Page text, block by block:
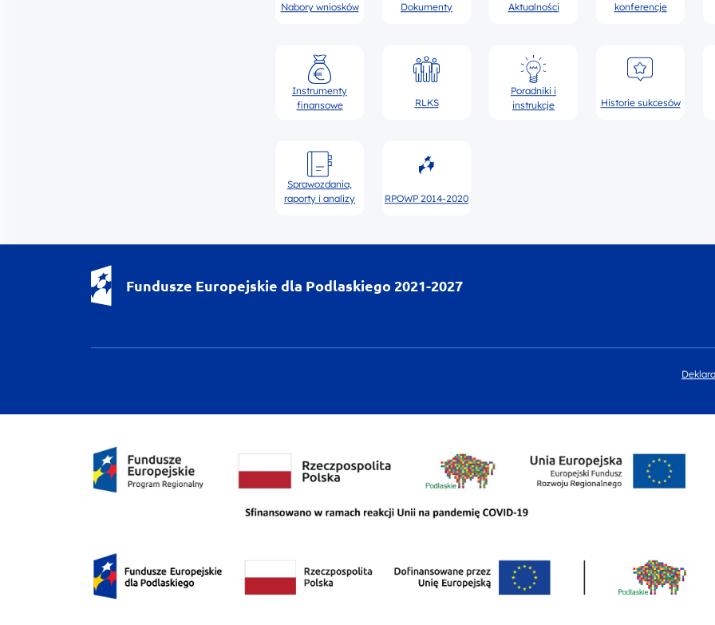
Nabory wniosków Dokumenty Aktualności
konferencje
Instrumenty
finansowe
RLKS
Poradniki i
instrukcje
Historie sukcesów
Sprawozdania,
raporty i analizy
RPOWP 2014-2020
Fundusze Europejskie dla Podlaskiego 2021-2027